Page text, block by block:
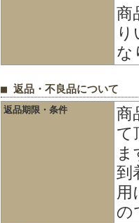
商
な
■ 返品・不良品について
返品期限・条件
商
て
ま
到
用
の